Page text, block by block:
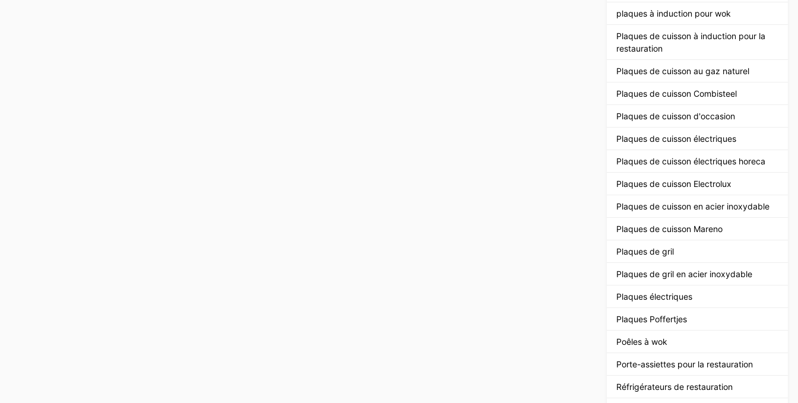
plaques à induction pour wok
Plaques de cuisson à induction pour la
restauration
Plaques de cuisson au gaz naturel
Plaques de cuisson Combisteel
Plaques de cuisson d'occasion
Plaques de cuisson électriques
Plaques de cuisson électriques horeca
Plaques de cuisson Electrolux
Plaques de cuisson en acier inoxydable
Plaques de cuisson Mareno
Plaques de gril
Plaques de gril en acier inoxydable
Plaques électriques
Plaques Poffertjes
Poêles à wok
Porte-assiettes pour la restauration
Réfrigérateurs de restauration